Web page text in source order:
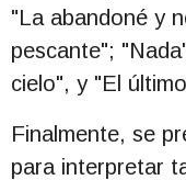
"La abandoné y
pescante";
cielo", y "El
Finalmente, se
para interpretar